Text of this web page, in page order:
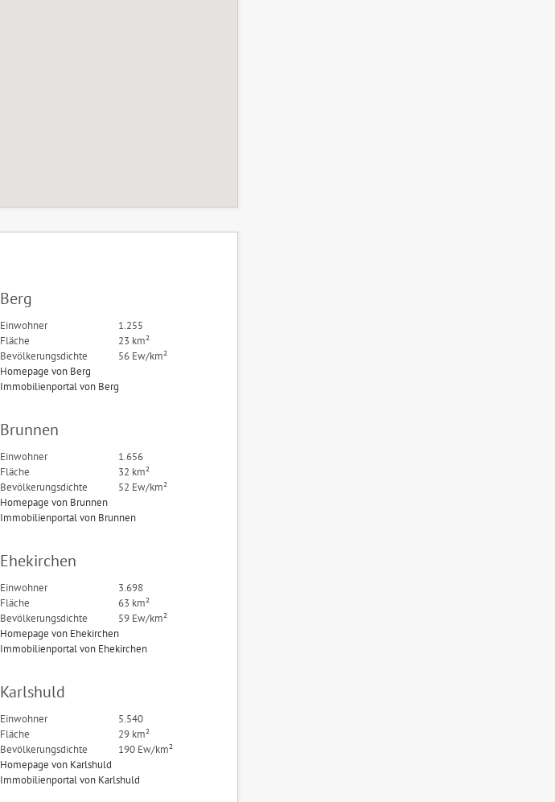
Berg
Einwohner
1.255
Fläche
23 km²
Bevölkerungsdichte
56 Ew/km²
Homepage von Berg
Immobilienportal von Berg
Brunnen
Einwohner
1.656
Fläche
32 km²
Bevölkerungsdichte
52 Ew/km²
Homepage von Brunnen
Immobilienportal von Brunnen
Ehekirchen
Einwohner
3.698
Fläche
63 km²
Bevölkerungsdichte
59 Ew/km²
Homepage von Ehekirchen
Immobilienportal von Ehekirchen
Karlshuld
Einwohner
5.540
Fläche
29 km²
Bevölkerungsdichte
190 Ew/km²
Homepage von Karlshuld
Immobilienportal von Karlshuld